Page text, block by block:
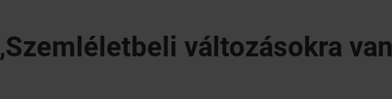
változásokra van